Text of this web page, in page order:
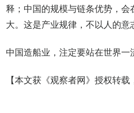
释；中国的规模与链条优势，会
大。这是产业规律，不以人的意
中国造船业，注定要站在世界一
【本文获《观察者网》授权转载